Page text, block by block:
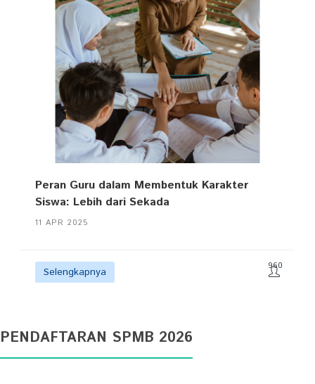
Peran Guru dalam Membentuk Karakter
Siswa: Lebih dari Sekada
11 APR 2025
Selengkapnya 960
PENDAFTARAN SPMB 2026